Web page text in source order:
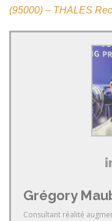
(95000) – THALES
Grégory
Consultant réalité